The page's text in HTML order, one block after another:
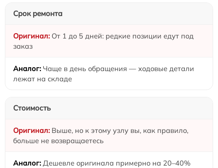
Срок ремонта
От 1 до 5 дней: редкие позиции едут под
заказ
Чаще в день обращения — ходовые детали
лежат на складе
Стоимость
Выше, но к этому узлу вы, как правило,
больше не возвращаетесь
Дешевле оригинала примерно на 20–40%